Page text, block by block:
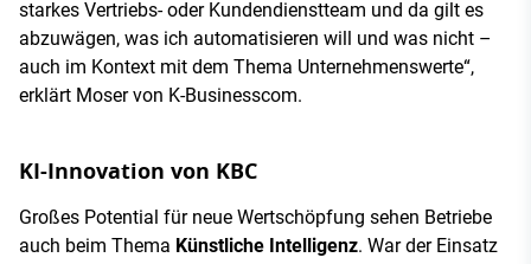
starkes Vertriebs- oder Kundendienstteam und da gilt es
abzuwägen, was ich automatisieren will und was nicht –
auch im Kontext mit dem Thema Unternehmenswerte“,
erklärt Moser von K-Businesscom.
KI-Innovation von KBC
Großes Potential für neue Wertschöpfung sehen Betriebe
auch beim Thema Künstliche Intelligenz. War der Einsatz